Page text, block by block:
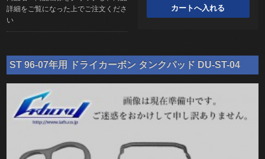
詳細をご覧になった上でご注文くださ
い
ST 96-07年用 ドライカーボン タンクパッド DU-ST-04